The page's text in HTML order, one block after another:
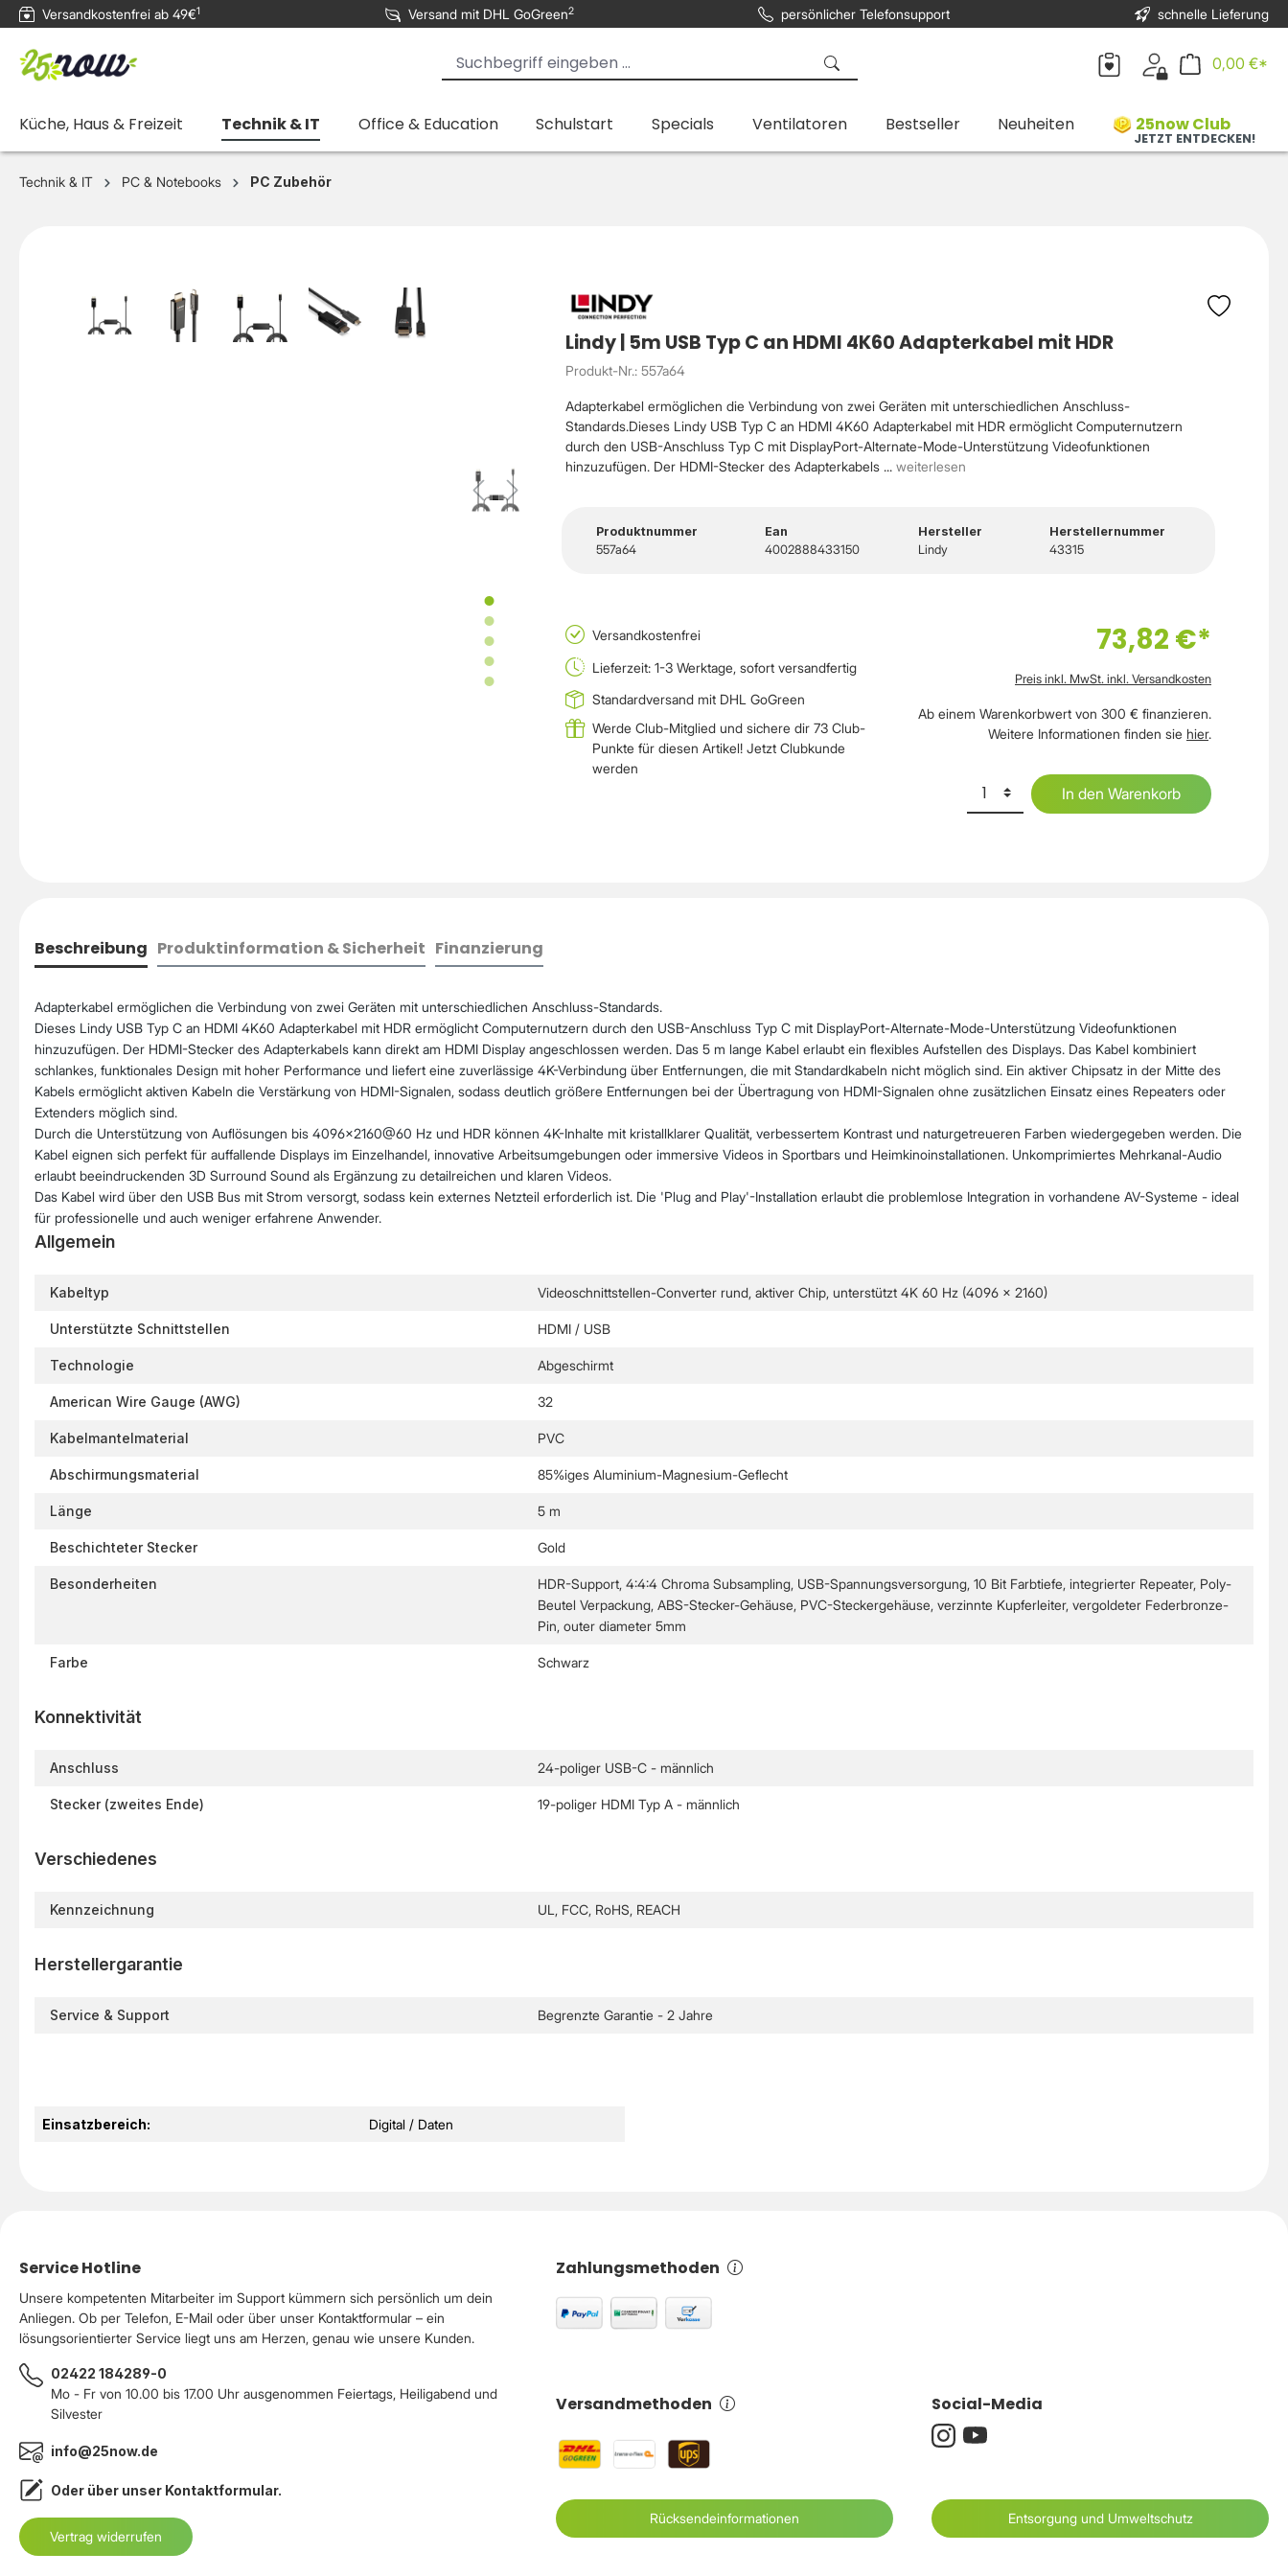
springen Zur Hauptnavigation springen
Versandkostenfrei ab 49€1 Versand mit DHL GoGreen2 persönlicher Telefonsupport schnelle Lieferung
0,00 €*
Küche, Haus & Freizeit Technik & IT Office & Education Schulstart Specials Ventilatoren Bestseller Neuheiten 25now Club
JETZT ENTDECKEN!
Technik & IT PC & Notebooks PC Zubehör
Lindy | 5m USB Typ C an HDMI 4K60 Adapterkabel mit HDR
Produkt-Nr.: 557a64
Adapterkabel ermöglichen die Verbindung von zwei Geräten mit unterschiedlichen Anschluss-
Standards.Dieses Lindy USB Typ C an HDMI 4K60 Adapterkabel mit HDR ermöglicht Computernutzern
durch den USB-Anschluss Typ C mit DisplayPort-Alternate-Mode-Unterstützung Videofunktionen
hinzuzufügen. Der HDMI-Stecker des Adapterkabels ... weiterlesen
Produktnummer
557a64
Ean
4002888433150
Hersteller
Lindy
Herstellernummer
43315
Versandkostenfrei
Lieferzeit: 1-3 Werktage, sofort versandfertig
Standardversand mit DHL GoGreen
Werde Club-Mitglied und sichere dir 73 Club-
Punkte für diesen Artikel! Jetzt Clubkunde
werden
73,82 €*
Preis inkl. MwSt. inkl. Versandkosten
Ab einem Warenkorbwert von 300 € finanzieren.
Weitere Informationen finden sie hier.
In den Warenkorb
Beschreibung Produktinformation & Sicherheit Finanzierung
Adapterkabel ermöglichen die Verbindung von zwei Geräten mit unterschiedlichen Anschluss-Standards.
Dieses Lindy USB Typ C an HDMI 4K60 Adapterkabel mit HDR ermöglicht Computernutzern durch den USB-Anschluss Typ C mit DisplayPort-Alternate-Mode-Unterstützung Videofunktionen
hinzuzufügen. Der HDMI-Stecker des Adapterkabels kann direkt am HDMI Display angeschlossen werden. Das 5 m lange Kabel erlaubt ein flexibles Aufstellen des Displays. Das Kabel kombiniert
schlankes, funktionales Design mit hoher Performance und liefert eine zuverlässige 4K-Verbindung über Entfernungen, die mit Standardkabeln nicht möglich sind. Ein aktiver Chipsatz in der Mitte des
Kabels ermöglicht aktiven Kabeln die Verstärkung von HDMI-Signalen, sodass deutlich größere Entfernungen bei der Übertragung von HDMI-Signalen ohne zusätzlichen Einsatz eines Repeaters oder
Extenders möglich sind.
Durch die Unterstützung von Auflösungen bis 4096x2160@60 Hz und HDR können 4K-Inhalte mit kristallklarer Qualität, verbessertem Kontrast und naturgetreueren Farben wiedergegeben werden. Die
Kabel eignen sich perfekt für auffallende Displays im Einzelhandel, innovative Arbeitsumgebungen oder immersive Videos in Sportbars und Heimkinoinstallationen. Unkomprimiertes Mehrkanal-Audio
erlaubt beeindruckenden 3D Surround Sound als Ergänzung zu detailreichen und klaren Videos.
Das Kabel wird über den USB Bus mit Strom versorgt, sodass kein externes Netzteil erforderlich ist. Die 'Plug and Play'-Installation erlaubt die problemlose Integration in vorhandene AV-Systeme - ideal
für professionelle und auch weniger erfahrene Anwender.
Allgemein
Kabeltyp Videoschnittstellen-Converter rund, aktiver Chip, unterstützt 4K 60 Hz (4096 x 2160)
Unterstützte Schnittstellen HDMI / USB
Technologie Abgeschirmt
American Wire Gauge (AWG) 32
Kabelmantelmaterial PVC
Abschirmungsmaterial 85%iges Aluminium-Magnesium-Geflecht
Länge 5 m
Beschichteter Stecker Gold
Besonderheiten
HDR-Support, 4:4:4 Chroma Subsampling, USB-Spannungsversorgung, 10 Bit Farbtiefe, integrierter Repeater, Poly-
Beutel Verpackung, ABS-Stecker-Gehäuse, PVC-Steckergehäuse, verzinnte Kupferleiter, vergoldeter Federbronze-
Pin, outer diameter 5mm
Farbe Schwarz
Konnektivität
Anschluss 24-poliger USB-C - männlich
Stecker (zweites Ende) 19-poliger HDMI Typ A - männlich
Verschiedenes
Kennzeichnung UL, FCC, RoHS, REACH
Herstellergarantie
Service & Support Begrenzte Garantie - 2 Jahre
Einsatzbereich: Digital / Daten
Service Hotline
Unsere kompetenten Mitarbeiter im Support kümmern sich persönlich um dein
Anliegen. Ob per Telefon, E-Mail oder über unser Kontaktformular – ein
lösungsorientierter Service liegt uns am Herzen, genau wie unsere Kunden.
02422 184289-0
Mo - Fr von 10.00 bis 17.00 Uhr ausgenommen Feiertags, Heiligabend und
Silvester
info@25now.de
Oder über unser Kontaktformular.
Vertrag widerrufen
Zahlungsmethoden
Versandmethoden
Rücksendeinformationen Entsorgung und Umweltschutz
Social-Media